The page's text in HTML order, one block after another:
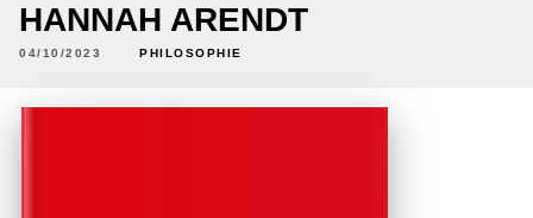
HANNAH ARENDT
04/10/2023 PHILOSOPHIE